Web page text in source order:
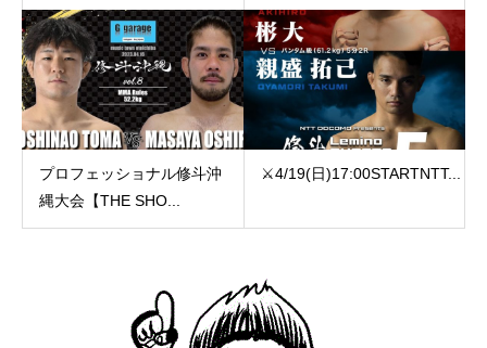
プロフェッショナル修斗沖
縄大会【THE SHO...
⚔️4/19(日)17:00️STARTNTT...